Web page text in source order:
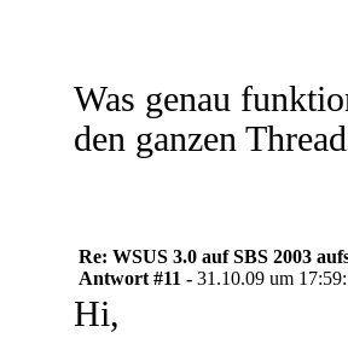
Was genau
den ganzen
Re: WSUS 3.0 auf SBS 2003
Antwort #11 - 31.10.09 um
Hi,